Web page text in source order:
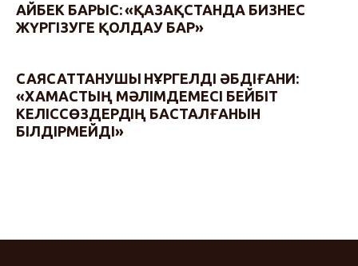
АЙБЕК БАРЫС: «ҚАЗАҚСТАНДА БИЗНЕС
ЖҮРГІЗУГЕ ҚОЛДАУ БАР»
САЯСАТТАНУШЫ НҰРГЕЛДІ ӘБДІҒАНИ:
«ХАМАСТЫҢ МӘЛІМДЕМЕСІ БЕЙБІТ
КЕЛІССӨЗДЕРДІҢ БАСТАЛҒАНЫН
БІЛДІРМЕЙДІ»